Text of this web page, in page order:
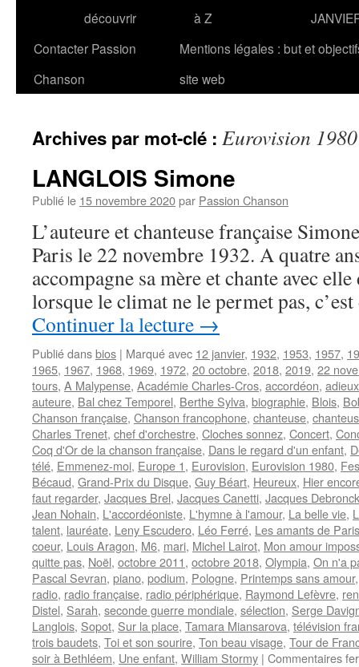
découvrir
à Z
Contacter Passion
Chanson
Mentions légales : but et
site web
Archives par mot-clé : Eurovision 1980
LANGLOIS Simone
Publié le 15 novembre 2020par Passion Chanson
L’auteure et chanteuse française
Paris le 22 novembre 1932. A quatre
accompagne sa mère et chante avec
lorsque le climat ne le permet pas,
Continuer la lecture →
Publié dansbios | Marqué avec 12 janvier, 1932, 1953, 1957,
1965, 1967, 1968, 1969, 1972, 20 octobre, 2018, 2019, 22
tours, A Malypense, Académie Charles-Cros, accordéon, adieux
auteure, Bal chez Temporel, Berthe Sylva, biographie, Blois,
Chanson française, Chanson francophone, chanteuse,
Charles Trenet, chef d'orchestre, Cloches sonnez, Concert,
Coq d'Or de la chanson française, Dans le regard d'un enfant,
télé, Emmenez-moi, Europe 1, Eurovision, Eurovision 1980,
Bécaud, Grand-Prix du Disque, Guy Béart, Heureux, Hier
faut regarder, Jacques Brel, Jacques Canetti, Jacques
Jean Nohain, L'accordéoniste, L'hymne à l'amour, La belle vie,
talent, lauréate, Leny Escudero, Léo Ferré, Les amants de Paris
coeur, Louis Aragon, M6, mari, Michel Lairot, Mon amour
quitte pas, Noël, octobre 2011, octobre 2018, Olympia, On n'a
Pascal Sevran, piano, podium, Pologne, Printemps sans amour
radio, radio française, radio périphérique, Raymond Lefèvre,
Distel, Sarah, seconde guerre mondiale, sélection, Serge
Langlois, Sopot, Sur la place, Tamara Miansarova, télévision
trois baudets, Toi et son sourire, Ton beau visage, Tour de
soir à Bethléem, Une enfant, William Stormy | Commentaires